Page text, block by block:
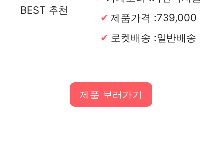
제품가격 :739,000
로켓배송 :일반배송
제품 보러가기